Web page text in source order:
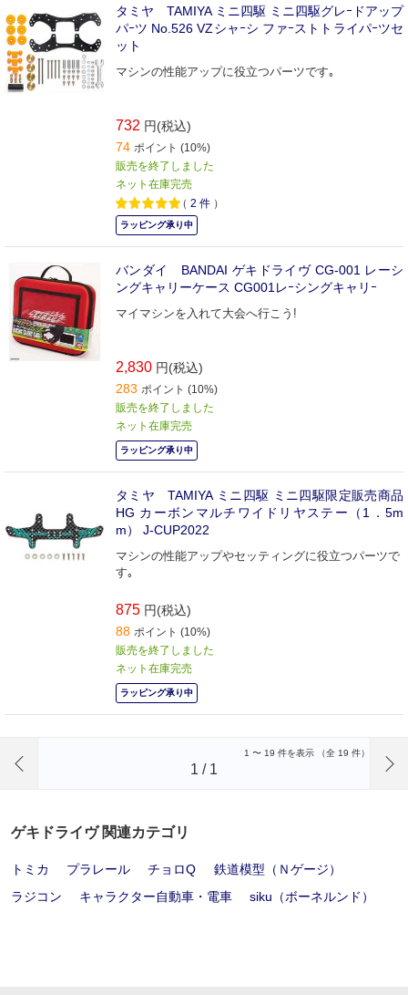
タミヤ TAMIYA ミニ四駆 ミニ四駆グレｰドアップ
パｰツ No.526 VZシャｰシ ファｰストトライパｰツセ
ット
マシンの性能アップに役立つパーツです｡
732 円(税込)
74 ポイント (10%)
販売を終了しました
ネット在庫完売
（ 2 件 ）
ラッピング承り中
バンダイ BANDAI ゲキドライヴ CG-001 レーシ
ングキャリーケース CG001レｰシングキャリｰ
マイマシンを入れて大会へ行こう!
2,830 円(税込)
283 ポイント (10%)
販売を終了しました
ネット在庫完売
ラッピング承り中
タミヤ TAMIYA ミニ四駆 ミニ四駆限定販売商品
HG カーボンマルチワイドリヤステー（1．5m
m） J-CUP2022
マシンの性能アップやセッティングに役立つパーツで
す｡
875 円(税込)
88 ポイント (10%)
販売を終了しました
ネット在庫完売
ラッピング承り中
1 〜 19 件を表示 （全 19 件）
1 / 1
ゲキドライヴ 関連カテゴリ
トミカ プラレール チョロQ
鉄道模型（Ｎゲージ）
ラジコン
キャラクター自動車・電車 siku（ボーネルンド）